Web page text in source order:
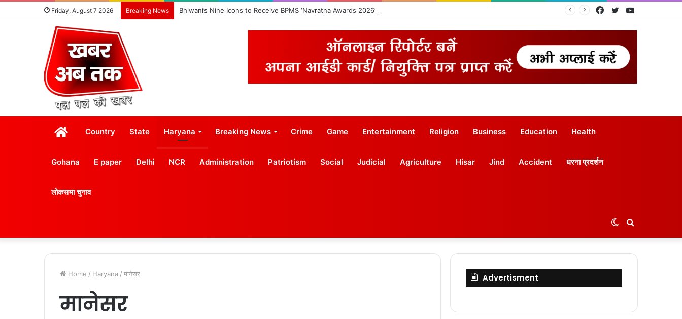
Friday, August 7 2026 Breaking News Bhiwani’s Nine Icons to Receive BPMS ‘Navratna Awards 2026’ YouTube
Twitter
Facebook
होम Country State Haryana Breaking News Crime Game Entertainment Religion Business Education Health
Gohana E paper Delhi NCR Administration Patriotism Social Judicial Agriculture Hisar Jind Accident धरना प्रदर्शन
लोकसभा चुनाव
Switch
skin
Home / Haryana / मानेसर
मानेसर
Advertisment